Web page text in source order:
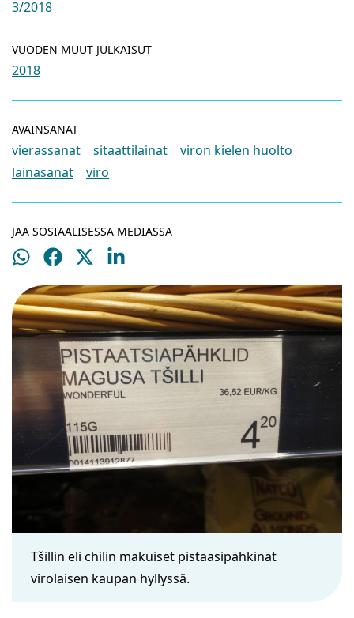
3/2018
VUODEN MUUT JULKAISUT
2018
AVAINSANAT
vierassanat sitaattilainat
viron kielen huolto
lainasanat
viro
JAA SOSIAALISESSA MEDIASSA
Jaa
Jaa
Jaa
Jaa
Tšillin eli chilin makuiset pistaasipähkinät
virolaisen kaupan hyllyssä.